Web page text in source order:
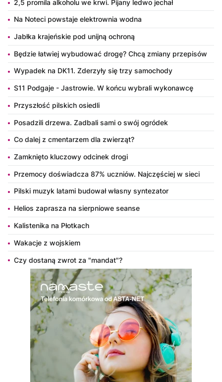
2,5 promila alkoholu we krwi. Pijany ledwo jechał
Na Noteci powstaje elektrownia wodna
Jabłka krajeńskie pod unijną ochroną
Będzie łatwiej wybudować drogę? Chcą zmiany przepisów
Wypadek na DK11. Zderzyły się trzy samochody
S11 Podgaje - Jastrowie. W końcu wybrali wykonawcę
Przyszłość pilskich osiedli
Posadzili drzewa. Zadbali sami o swój ogródek
Co dalej z cmentarzem dla zwierząt?
Zamknięto kluczowy odcinek drogi
Przemocy doświadcza 87% uczniów. Najczęściej w sieci
Pilski muzyk latami budował własny syntezator
Helios zaprasza na sierpniowe seanse
Kalistenika na Płotkach
Wakacje z wojskiem
Czy dostaną zwrot za "mandat"?